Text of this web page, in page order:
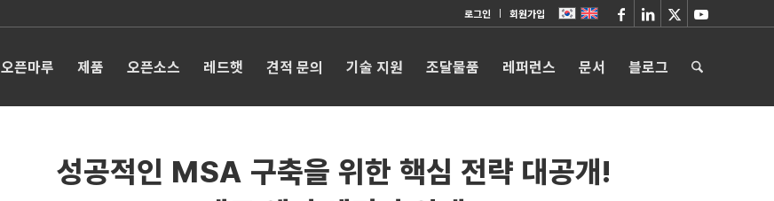
로그인 회원가입
오픈마루 제품 오픈소스 레드햇 견적 문의 기술 지원 조달물품 레퍼런스 문서 블로그
성공적인 MSA 구축을 위한 핵심 전략 대공개!